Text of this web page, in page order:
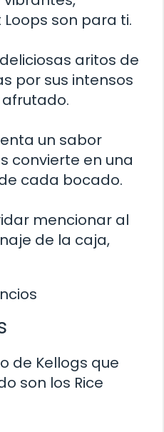
son para ti.
aritos de
por sus intensos
un sabor
convierte en una
cada bocado.
mencionar al
de la caja,
de Kellogs que
son los Rice